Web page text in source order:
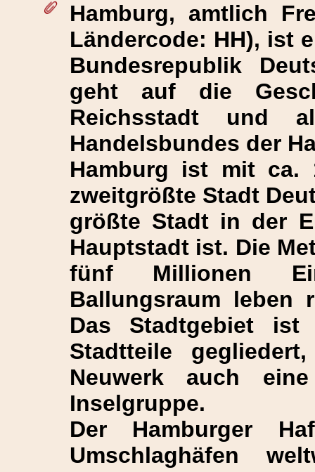
Hamburg, amtlich
Ländercode: HH), ist
Bundesrepublik
geht auf die
Reichsstadt und
Handelsbundes der
Hamburg ist mit ca.
zweitgrößte Stadt
größte Stadt in der
Hauptstadt ist. Die
fünf Millionen
Ballungsraum leben
Das Stadtgebiet
Stadtteile
Neuwerk auch
Inselgruppe.
Der Hamburger
Umschlaghäfen